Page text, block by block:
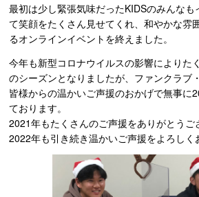
最初は少し緊張気味だったKIDSのみんな
て笑顔をたくさん見せてくれ、和やかな雰
るオンラインイベントを終えました。
今年も新型コロナウイルスの影響によりた
のシーズンとなりましたが、ファンクラブ
皆様からの温かいご声援のおかげで無事に
ております。
2021年もたくさんのご声援をありがとうご
2022年も引き続き温かいご声援をよろしく